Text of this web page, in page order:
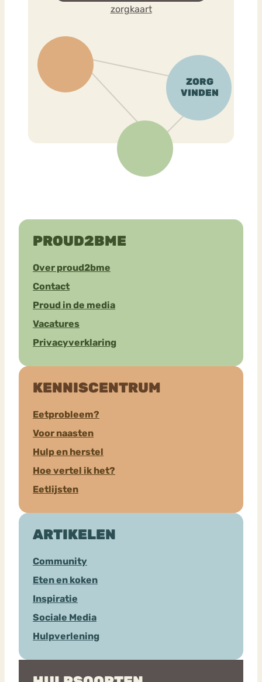
zorgkaart
PROUD2BME
Over proud2bme
Contact
Proud in de media
Vacatures
Privacyverklaring
KENNISCENTRUM
Eetprobleem?
Voor naasten
Hulp en herstel
Hoe vertel ik het?
Eetlijsten
ARTIKELEN
Community
Eten en koken
Inspiratie
Sociale Media
Hulpverlening